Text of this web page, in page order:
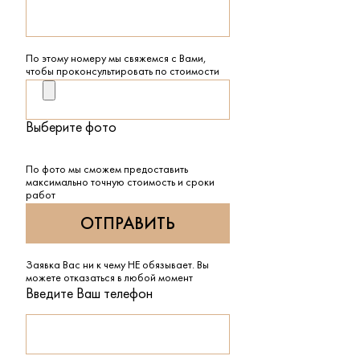
По этому номеру мы свяжемся с Вами,
чтобы проконсультировать по стоимости
Выберите фото
По фото мы сможем предоставить
максимально точную стоимость и сроки
работ
Заявка Вас ни к чему НЕ обязывает. Вы
можете отказаться в любой момент
Введите Ваш телефон